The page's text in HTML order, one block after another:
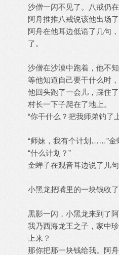
沙僧一闪不见了。八戒仍在
阿舟推推八戒说该他出场
阿舟在他耳边低语了几句
了。
沙僧在沙漠中跑着，他不
等他知道自己要干什么时
他回头跑了一会儿，踩住了
村长一下子爬在了地上。
“你干什么？把我师弟钓了
“师妹，我有个计划……”金
“什么计划？”
金蝉子在观音耳边说了几句
小黑龙把嘴里的一块钱收了
黑影一闪，小黑龙来到了阿
我乃西海龙王之子，家中
上来？
那你把那一块钱给我。阿舟